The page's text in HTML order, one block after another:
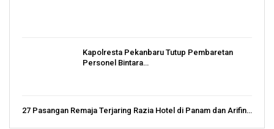
Kapolresta Pekanbaru Tutup Pembaretan
Personel Bintara…
27 Pasangan Remaja Terjaring Razia Hotel di Panam dan Arifin…